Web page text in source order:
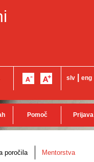
slv eng
Pomoč Prijava
poročila
Mentorstva